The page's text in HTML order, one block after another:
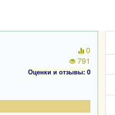
0
791
Оценки и отзывы: 0